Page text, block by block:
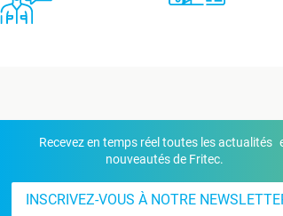
Recevez en temps réel toutes les actualités
nouveautés de Fritec.
INSCRIVEZ-VOUS À NOTRE